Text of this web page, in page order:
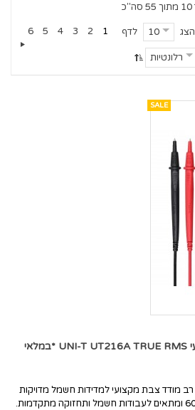
1
2
3
4
5
6 הצג 10 לדף
רלונטיות
SALE
רב מודד צבת דיגיטלי מקצועי UNI-T UT216A TRUE RMS *במלאי
דגם מתקדם. UNI-T UT216A רב מודד צבת מקצועי למדידות חשמל מדויקות
ואמינות. מודד זרם AC עד 600A ומתאים לעבודות חשמל ותחזוקה מתקדמות.